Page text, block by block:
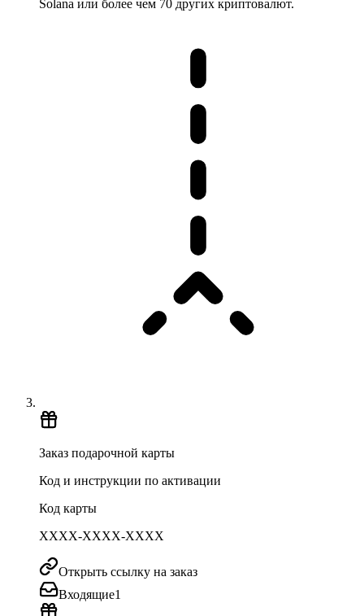
Solana или более чем 70 других криптовалют.
Заказ подарочной карты
Код и инструкции по активации
Код карты
XXXX-XXXX-XXXX
Открыть ссылку на заказ
Входящие1